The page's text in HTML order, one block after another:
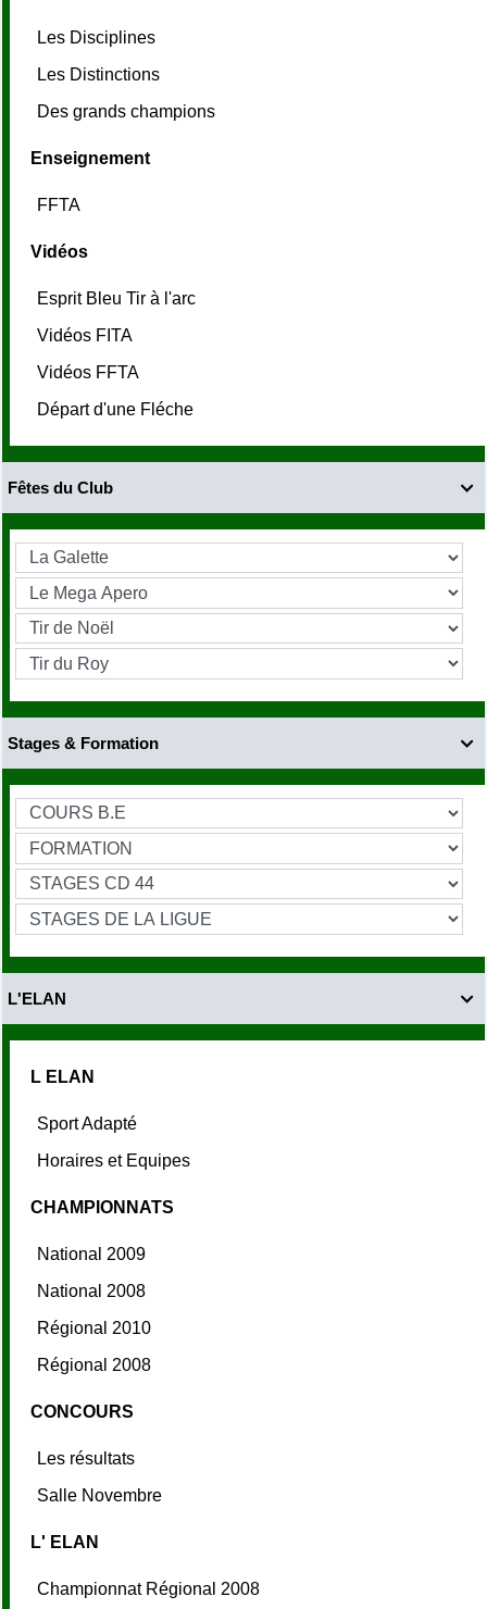
Les Disciplines
Les Distinctions
Des grands champions
Enseignement
FFTA
Vidéos
Esprit Bleu Tir à l'arc
Vidéos FITA
Vidéos FFTA
Départ d'une Fléche

Fêtes du Club

Stages & Formation

L'ELAN
L ELAN
Sport Adapté
Horaires et Equipes
CHAMPIONNATS
National 2009
National 2008
Régional 2010
Régional 2008
CONCOURS
Les résultats
Salle Novembre
L' ELAN
Championnat Régional 2008